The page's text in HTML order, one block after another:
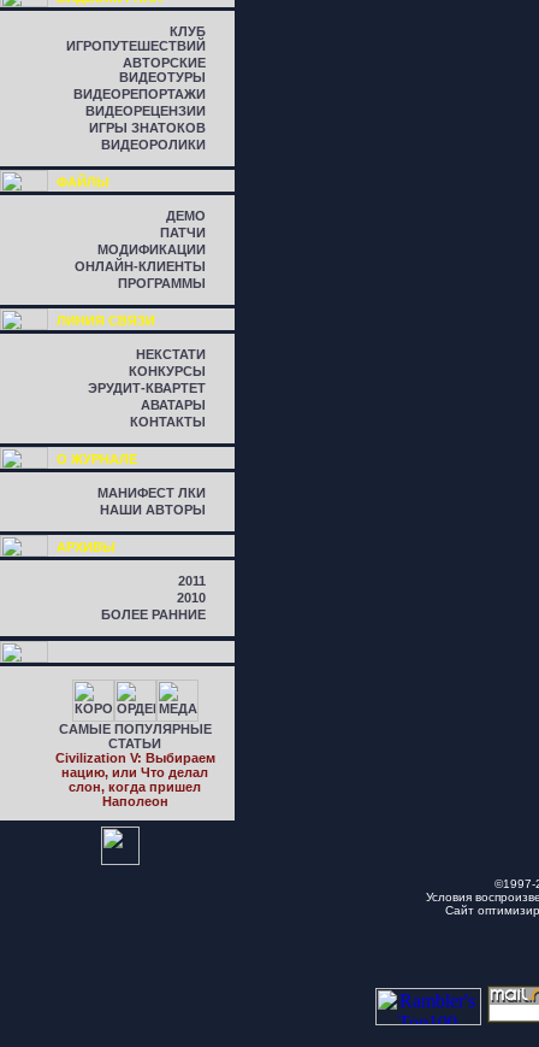
КЛУБ
ИГРОПУТЕШЕСТВИЙ
АВТОРСКИЕ
ВИДЕОТУРЫ
ВИДЕОРЕПОРТАЖИ
ВИДЕОРЕЦЕНЗИИ
ИГРЫ ЗНАТОКОВ
ВИДЕОРОЛИКИ
ФАЙЛЫ
ДЕМО
ПАТЧИ
МОДИФИКАЦИИ
ОНЛАЙН-КЛИЕНТЫ
ПРОГРАММЫ
ЛИНИЯ СВЯЗИ
НЕКСТАТИ
КОНКУРСЫ
ЭРУДИТ-КВАРТЕТ
АВАТАРЫ
КОНТАКТЫ
О ЖУРНАЛЕ
МАНИФЕСТ ЛКИ
НАШИ АВТОРЫ
АРХИВЫ
2011
2010
БОЛЕЕ РАННИЕ
САМЫЕ ПОПУЛЯРНЫЕ
СТАТЬИ
Civilization V: Выбираем
нацию, или Что делал
слон, когда пришел
Наполеон
Условия
Сайт